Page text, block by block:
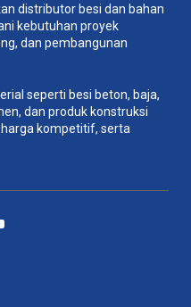
distributor besi dan bahan
kebutuhan proyek
dan pembangunan
seperti besi beton, baja,
dan produk konstruksi
kompetitif, serta